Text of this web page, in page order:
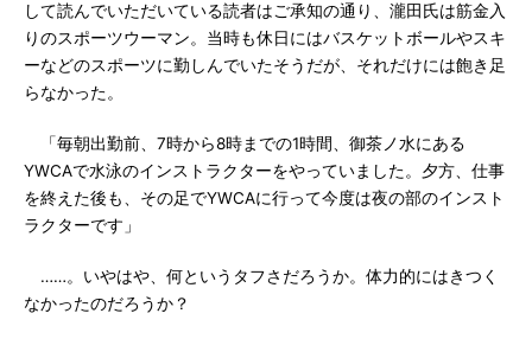
して読んでいただいている読者はご承知の通り、瀧田氏は筋金入
りのスポーツウーマン。当時も休日にはバスケットボールやスキ
ーなどのスポーツに勤しんでいたそうだが、それだけには飽き足
らなかった。
「毎朝出勤前、7時から8時までの1時間、御茶ノ水にある
YWCAで水泳のインストラクターをやっていました。夕方、仕事
を終えた後も、その足でYWCAに行って今度は夜の部のインスト
ラクターです」
……。いやはや、何というタフさだろうか。体力的にはきつく
なかったのだろうか？